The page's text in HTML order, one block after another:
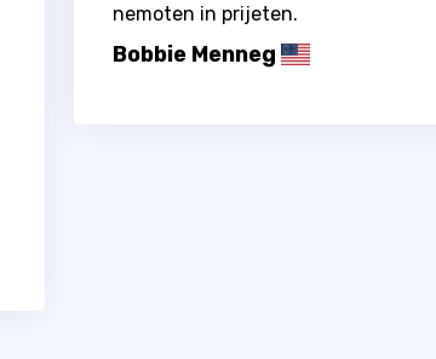
nemoten in prijeten.
Bobbie Menneg